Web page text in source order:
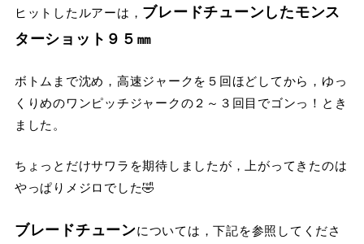
ヒットしたルアーは， ブレードチューンしたモンス
ターショット９５㎜
ボトムまで沈め，高速ジャークを５回ほどしてから，ゆっ
くりめのワンピッチジャークの２～３回目でゴンっ！とき
ました。
ちょっとだけサワラを期待しましたが，上がってきたのは
やっぱりメジロでした🤣
ブレードチューンについては，下記を参照してくださ